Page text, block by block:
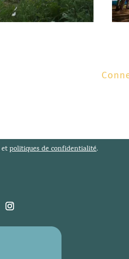
etpolitiques de confidentialité.